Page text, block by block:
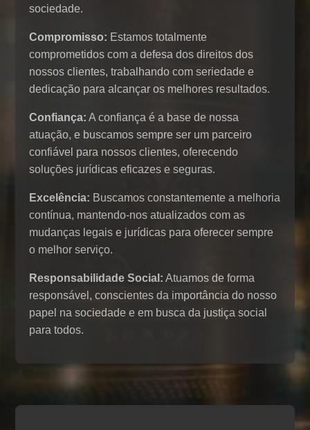
sociedade.
Compromisso: Estamos totalmente
comprometidos com a defesa dos direitos dos
nossos clientes, trabalhando com seriedade e
dedicação para alcançar os melhores resultados.
Confiança: A confiança é a base de nossa
atuação, e buscamos sempre ser um parceiro
confiável para nossos clientes, oferecendo
soluções jurídicas eficazes e seguras.
Excelência: Buscamos constantemente a melhoria
contínua, mantendo-nos atualizados com as
mudanças legais e jurídicas para oferecer sempre
o melhor serviço.
Responsabilidade Social: Atuamos de forma
responsável, conscientes da importância do nosso
papel na sociedade e em busca da justiça social
para todos.